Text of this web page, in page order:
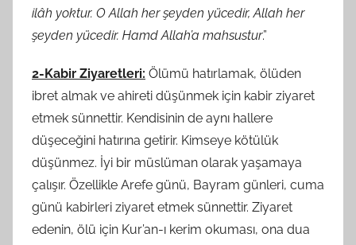
ilâh yoktur. O Allah her şeyden yücedir, Allah her
şeyden yücedir. Hamd Allah’a mahsustur.”
2-Kabir Ziyaretleri: Ölümü hatırlamak, ölüden
ibret almak ve ahireti düşünmek için kabir ziyaret
etmek sünnettir. Kendisinin de aynı hallere
düşeceğini hatırına getirir. Kimseye kötülük
düşünmez. İyi bir müslüman olarak yaşamaya
çalışır. Özellikle Arefe günü, Bayram günleri, cuma
günü kabirleri ziyaret etmek sünnettir. Ziyaret
edenin, ölü için Kur’an-ı kerim okuması, ona dua